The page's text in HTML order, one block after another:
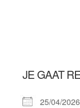
JE GAAT
25/04/